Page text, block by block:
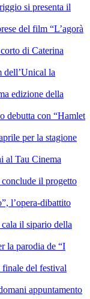
si presenta il
del film “L’agorà
di Caterina
la
edizione della
con “Hamlet
per la stagione
al Tau Cinema
il progetto
l’opera-dibattito
il sipario della
la parodia de “I
del festival
appuntamento